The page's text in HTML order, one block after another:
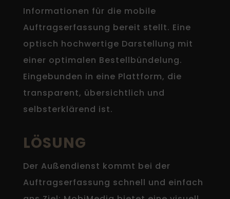
Informationen für die mobile
Auftragserfassung bereit stellt. Eine
optisch hochwertige Darstellung mit
einer optimalen Bestellbündelung.
Eingebunden in eine Plattform, die
transparent, übersichtlich und
selbsterklärend ist.
LÖSUNG
Der Außendienst kommt bei der
Auftragserfassung schnell und einfach